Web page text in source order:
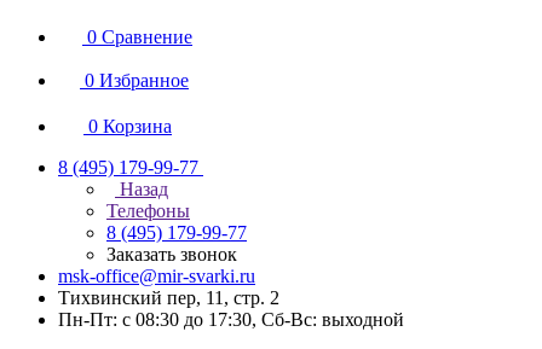
0 Сравнение
0 Избранное
0 Корзина
8 (495) 179-99-77
Назад
Телефоны
8 (495) 179-99-77
Заказать звонок
msk-office@mir-svarki.ru
Тихвинский пер, 11, стр. 2
Пн-Пт: с 08:30 до 17:30, Сб-Вс: выходной